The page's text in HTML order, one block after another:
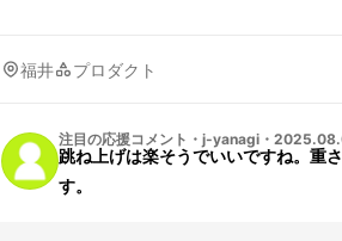
福井 プロダクト
注目の応援コメント ・ j-yanagi ・
跳ね上げは楽そうでいいですね。重
す。